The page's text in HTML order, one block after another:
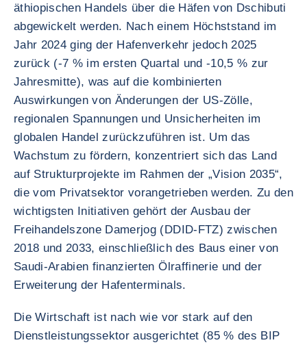
äthiopischen Handels über die Häfen von Dschibuti
abgewickelt werden. Nach einem Höchststand im
Jahr 2024 ging der Hafenverkehr jedoch 2025
zurück (-7 % im ersten Quartal und -10,5 % zur
Jahresmitte), was auf die kombinierten
Auswirkungen von Änderungen der US-Zölle,
regionalen Spannungen und Unsicherheiten im
globalen Handel zurückzuführen ist. Um das
Wachstum zu fördern, konzentriert sich das Land
auf Strukturprojekte im Rahmen der „Vision 2035“,
die vom Privatsektor vorangetrieben werden. Zu den
wichtigsten Initiativen gehört der Ausbau der
Freihandelszone Damerjog (DDID-FTZ) zwischen
2018 und 2033, einschließlich des Baus einer von
Saudi-Arabien finanzierten Ölraffinerie und der
Erweiterung der Hafenterminals.
Die Wirtschaft ist nach wie vor stark auf den
Dienstleistungssektor ausgerichtet (85 % des BIP